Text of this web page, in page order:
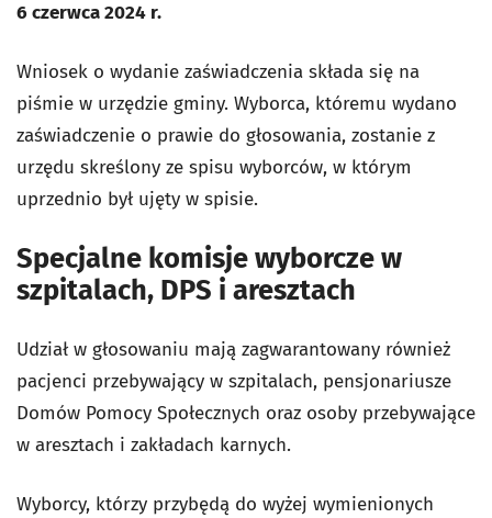
6 czerwca 2024 r.
Wniosek o wydanie zaświadczenia składa się na
piśmie w urzędzie gminy. Wyborca, któremu wydano
zaświadczenie o prawie do głosowania, zostanie z
urzędu skreślony ze spisu wyborców, w którym
uprzednio był ujęty w spisie.
Specjalne komisje wyborcze w
szpitalach, DPS i aresztach
Udział w głosowaniu mają zagwarantowany również
pacjenci przebywający w szpitalach, pensjonariusze
Domów Pomocy Społecznych oraz osoby przebywające
w aresztach i zakładach karnych.
Wyborcy, którzy przybędą do wyżej wymienionych